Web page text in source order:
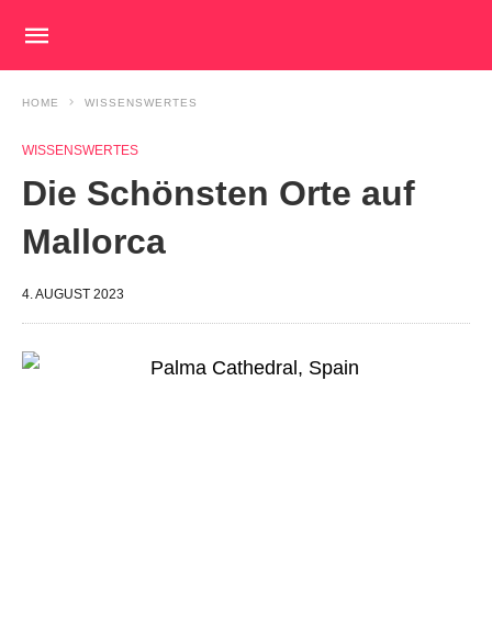
HOME WISSENSWERTES
WISSENSWERTES
Die Schönsten Orte auf
Mallorca
4. AUGUST 2023